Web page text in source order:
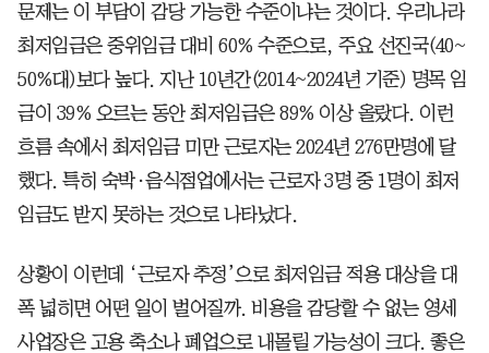
문제는 이 부담이 감당 가능한 수준이냐는 것이다. 우리나라
최저임금은 중위임금 대비 60% 수준으로, 주요 선진국(40~
50%대)보다 높다. 지난 10년간(2014~2024년 기준) 명목 임
금이 39% 오르는 동안 최저임금은 89% 이상 올랐다. 이런
흐름 속에서 최저임금 미만 근로자는 2024년 276만명에 달
했다. 특히 숙박·음식점업에서는 근로자 3명 중 1명이 최저
임금도 받지 못하는 것으로 나타났다.
상황이 이런데 ‘근로자 추정’으로 최저임금 적용 대상을 대
폭 넓히면 어떤 일이 벌어질까. 비용을 감당할 수 없는 영세
사업장은 고용 축소나 폐업으로 내몰릴 가능성이 크다. 좋은